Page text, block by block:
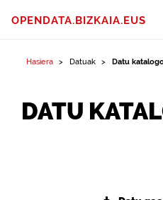
OPENDATA.BIZKAIA.EUS
Hasiera Datuak Datu
DATU